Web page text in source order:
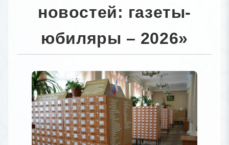
новостей: газеты-
юбиляры – 2026»